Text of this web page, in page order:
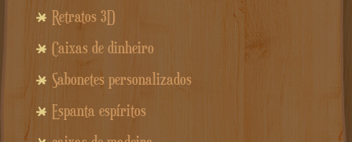
Retratos 3D
Caixas de dinheiro
Sabonetes personalizados
Espanta espíritos